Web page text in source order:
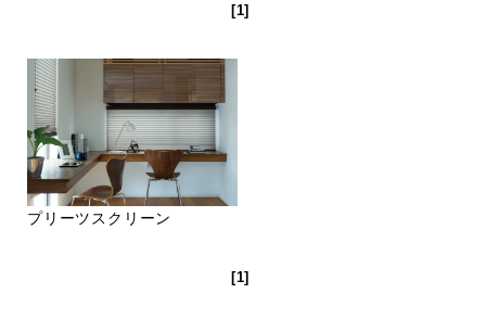
[1]
プリーツスクリーン
[1]